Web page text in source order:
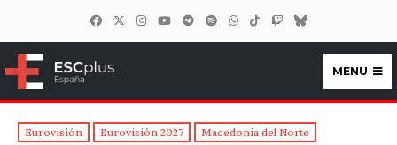
ESCplus España
MENU
Eurovisión Eurovisión 2027 Macedonia del Norte